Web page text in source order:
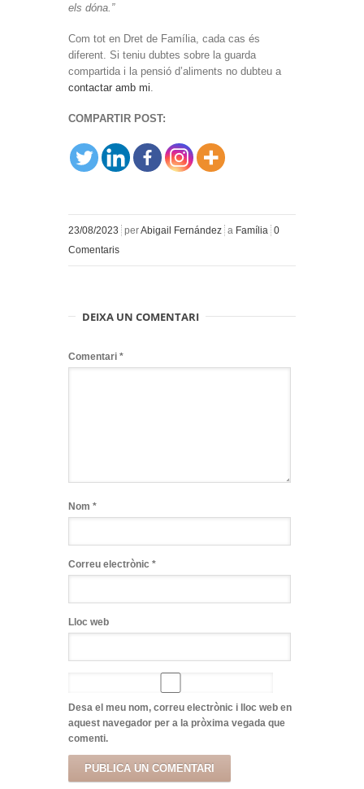
els dóna.”
Com tot en Dret de Família, cada cas és
diferent. Si teniu dubtes sobre la guarda
compartida i la pensió d’aliments no dubteu a
contactar amb mi.
COMPARTIR POST:
23/08/2023 perAbigail Fernández a Família 0
Comentaris
DEIXA UN COMENTARI
Comentari *
Nom *
Correu electrònic *
Lloc web
Desa el meu nom, correu electrònic i lloc web en
aquest navegador per a la pròxima vegada que
comenti.